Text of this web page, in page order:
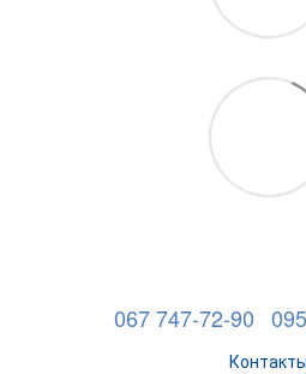
067 747-72-90
Контакты